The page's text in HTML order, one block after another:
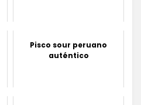
Pisco sour peruano
auténtico